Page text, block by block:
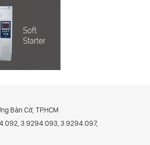
Bàn Cờ, TP.HCM
3.9294.093, 3.9294.097,